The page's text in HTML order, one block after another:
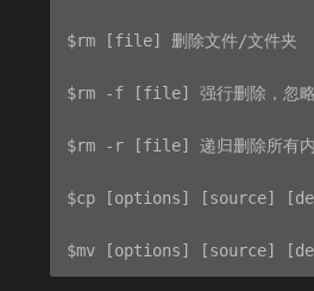
$rm [file] 删除文件/文件夹
$rm -f [file] 强行删除，忽略
$rm -r [file] 递归删除所有
$cp [options] [source]